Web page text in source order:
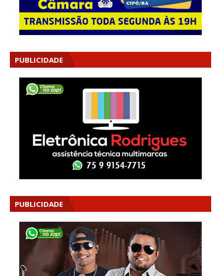
PUBLICIDADE
PUBLICIDADE